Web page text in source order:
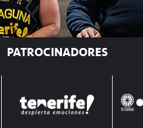
PATROCINADORES